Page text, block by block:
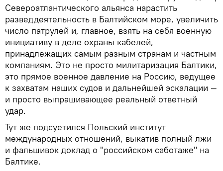
Североатлантического альянса нарастить
разведдеятельность в Балтийском море, увеличить
число патрулей и, главное, взять на себя военную
инициативу в деле охраны кабелей,
принадлежащих самым разным странам и частным
компаниям. Это не просто милитаризация Балтики,
это прямое военное давление на Россию, ведущее
к захватам наших судов и дальнейшей эскалации —
и просто выпрашивающее реальный ответный
удар.
Тут же подсуетился Польский институт
международных отношений, выкатив полный лжи
и фальшивок доклад о "российском саботаже" на
Балтике.